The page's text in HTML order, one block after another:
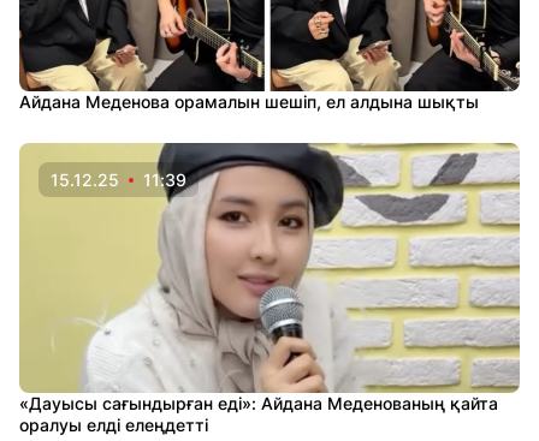
Айдана Меденова орамалын шешіп, ел алдына шықты
15.12.25 11:39
«Дауысы сағындырған еді»: Айдана Меденованың қайта
оралуы елді елеңдетті